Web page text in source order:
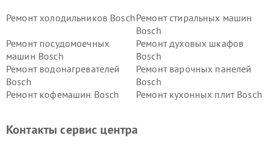
Ремонт холодильников BoschРемонт стиральных машин
Bosch
Ремонт посудомоечных
машин Bosch
Ремонт духовых шкафов
Bosch
Ремонт водонагревателей
Bosch
Ремонт варочных панелей
Bosch
Ремонт кофемашин Bosch
Ремонт кухонных плит Bosch
Ремонт сушильных автоматовРемонт морозильных камер
Контакты сервис центра